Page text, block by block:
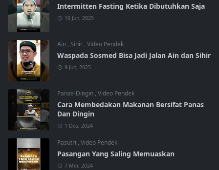
Intermitten Fasting Ketika Dibutuhkan Saja
10 Jun, 2025
Ain , Sihir , Video Pendek
Waspada Sosmed Bisa Jadi Jalan Ain dan Sihir
9 Jun, 2025
Panas-Dingin , Video Pendek
Cara Membedakan Makanan Bersifat Panas
Dan Dingin
1 Des, 2024
Pasutri , Video Pendek
Pasangan Yang Saling Memuaskan
7 Mei, 2024